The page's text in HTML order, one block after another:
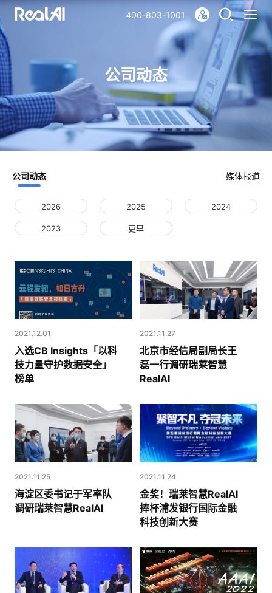
400-803-1001
公司动态
公司动态 媒体报道
2026 2025 2024
2023 更早
2021.12.01
入选CB Insights「以科
技力量守护数据安全」
榜单
2021.11.27
北京市经信局副局长王
磊一行调研瑞莱智慧
RealAI
2021.11.25
海淀区委书记于军率队
调研瑞莱智慧RealAI
2021.11.24
金奖！瑞莱智慧RealAI
捧杯浦发银行国际金融
科技创新大赛